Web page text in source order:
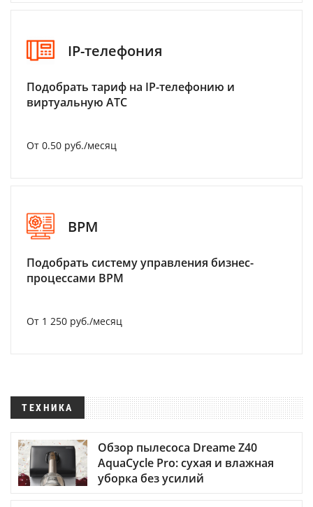
IP-телефония
Подобрать тариф на IP-телефонию и
виртуальную АТС
От 0.50 руб./месяц
BPM
Подобрать систему управления бизнес-
процессами BPM
От 1 250 руб./месяц
ТЕХНИКА
Обзор пылесоса Dreame Z40
AquaCycle Pro: сухая и влажная
уборка без усилий